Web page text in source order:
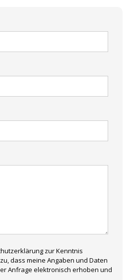
zur Kenntnis
dass meine Angaben und Daten
Anfrage elektronisch erhoben und